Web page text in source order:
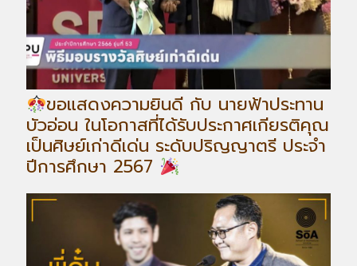
ขอแสดงความยินดี กับ นายฟ้าประทาน
บัวอ่อน ในโอกาสที่ได้รับประกาศเกียรติคุณ
เป็นศิษย์เก่าดีเด่น ระดับปริญญาตรี ประจำ
ปีการศึกษา 2567